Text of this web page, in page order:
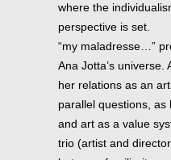
where the
perspective is set.
“my maladresse…”
Ana Jotta’s
her relations as an
parallel questions, as
and art as a value
trio (artist and